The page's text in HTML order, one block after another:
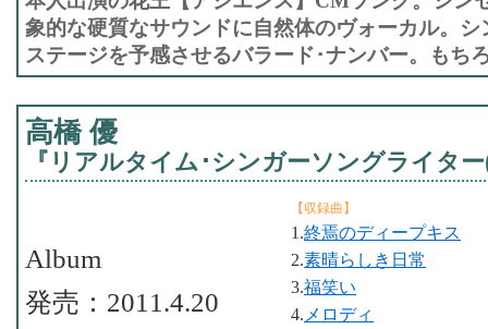
象的な硬質なサウンドに自然体のヴォーカル。
ステージを予感させるバラード･ナンバー。もち
高橋 優
『リアルタイム･シンガーソングライタ
【収録曲】
1.終焉のディープキス
2.素晴らしき日常
3.福笑い
4. メロディ
Album
発売：2011.4.20